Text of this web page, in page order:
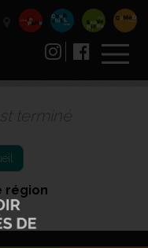
terminé
région